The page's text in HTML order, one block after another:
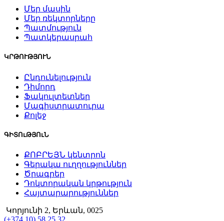
Մեր մասին
Մեր ռեկտորները
Պատմություն
Պատկերասրահ
ԿՐԹՈՒԹՅՈՒՆ
Ընդունելություն
Դիմորդ
Ֆակուլտետներ
Մագիստրատուրա
Քոլեջ
ԳԻՏՈւԹՅՈւՆ
ՔՈԲՐԵՅՆ կենտրոն
Գերակա ուղղություններ
Ծրագրեր
Դոկտորական կրթություն
Հայտարարություններ
Կորյունի 2, Երևան, 0025
(+374 10) 58 25 32